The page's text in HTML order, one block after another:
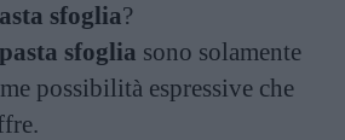
sfoglia?
sfoglia sono solamente
possibilità espressive che